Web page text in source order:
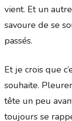
vient. Et un
savoure de se
passés.
Et je crois que
souhaite.
tête un peu
toujours se